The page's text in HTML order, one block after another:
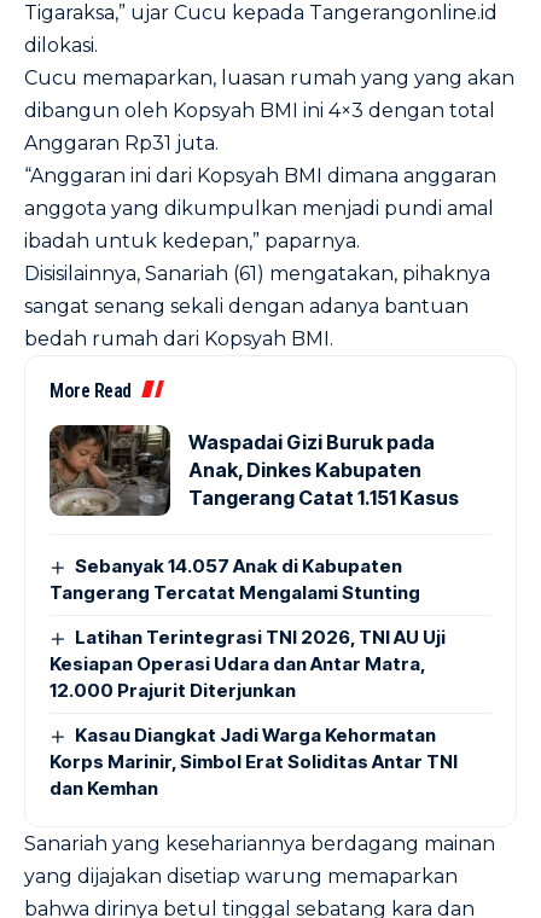
Tigaraksa,” ujar Cucu kepada Tangerangonline.id
dilokasi.
Cucu memaparkan, luasan rumah yang yang akan
dibangun oleh Kopsyah BMI ini 4×3 dengan total
Anggaran Rp31 juta.
“Anggaran ini dari Kopsyah BMI dimana anggaran
anggota yang dikumpulkan menjadi pundi amal
ibadah untuk kedepan,” paparnya.
Disisilainnya, Sanariah (61) mengatakan, pihaknya
sangat senang sekali dengan adanya bantuan
bedah rumah dari Kopsyah BMI.
More Read
Waspadai Gizi Buruk pada
Anak, Dinkes Kabupaten
Tangerang Catat 1.151 Kasus
Sebanyak 14.057 Anak di Kabupaten
Tangerang Tercatat Mengalami Stunting
Latihan Terintegrasi TNI 2026, TNI AU Uji
Kesiapan Operasi Udara dan Antar Matra,
12.000 Prajurit Diterjunkan
Kasau Diangkat Jadi Warga Kehormatan
Korps Marinir, Simbol Erat Soliditas Antar TNI
dan Kemhan
Sanariah yang kesehariannya berdagang mainan
yang dijajakan disetiap warung memaparkan
bahwa dirinya betul tinggal sebatang kara dan